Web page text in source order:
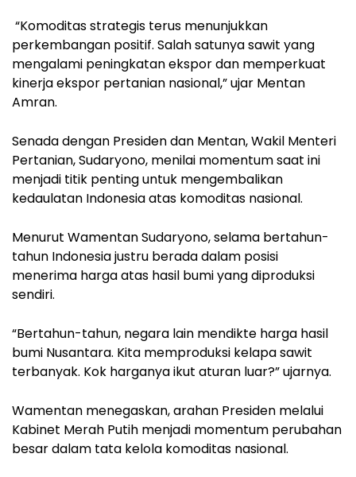
“Komoditas strategis terus menunjukkan
perkembangan positif. Salah satunya sawit yang
mengalami peningkatan ekspor dan memperkuat
kinerja ekspor pertanian nasional,” ujar Mentan
Amran.
Senada dengan Presiden dan Mentan, Wakil Menteri
Pertanian, Sudaryono, menilai momentum saat ini
menjadi titik penting untuk mengembalikan
kedaulatan Indonesia atas komoditas nasional.
Menurut Wamentan Sudaryono, selama bertahun-
tahun Indonesia justru berada dalam posisi
menerima harga atas hasil bumi yang diproduksi
sendiri.
“Bertahun-tahun, negara lain mendikte harga hasil
bumi Nusantara. Kita memproduksi kelapa sawit
terbanyak. Kok harganya ikut aturan luar?” ujarnya.
Wamentan menegaskan, arahan Presiden melalui
Kabinet Merah Putih menjadi momentum perubahan
besar dalam tata kelola komoditas nasional.